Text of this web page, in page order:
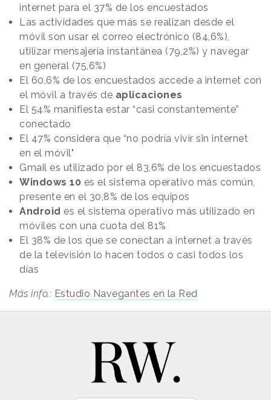
internet para el 37% de los encuestados
Las actividades que más se realizan desde el
móvil son usar el correo electrónico (84,6%),
utilizar mensajería instantánea (79,2%) y navegar
en general (75,6%)
El 60,6% de los encuestados accede a internet con
el móvil a través de aplicaciones
El 54% manifiesta estar “casi constantemente”
conectado
El 47% considera que “no podría vivir sin internet
en el móvil"
Gmail es utilizado por el 83,6% de los encuestados
Windows 10 es el sistema operativo más común,
presente en el 30,8% de los equipos
Android es el sistema operativo más utilizado en
móviles con una cuota del 81%
El 38% de los que se conectan a internet a través
de la televisión lo hacen todos o casi todos los
días
Más info.: Estudio Navegantes en la Red